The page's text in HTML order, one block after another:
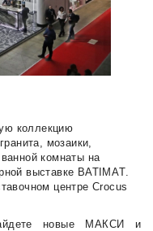
коллекцию
мозаики,
комнаты на
выставке BATIMAТ.
центре Crocus
новые МАКСИ и